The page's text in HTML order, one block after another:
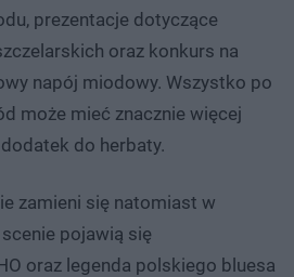
prezentacje dotyczące
oraz konkurs na
napój miodowy. Wszystko po
może mieć znacznie więcej
do herbaty.
zamieni się natomiast w
pojawią się
oraz legenda polskiego bluesa